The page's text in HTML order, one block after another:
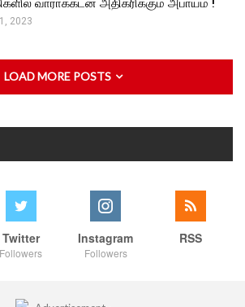
வாராக்கடன் அதிகரிக்கும் அபாயம் !
2023
LOAD MORE POSTS
Twitter
Followers
Instagram
Followers
RSS